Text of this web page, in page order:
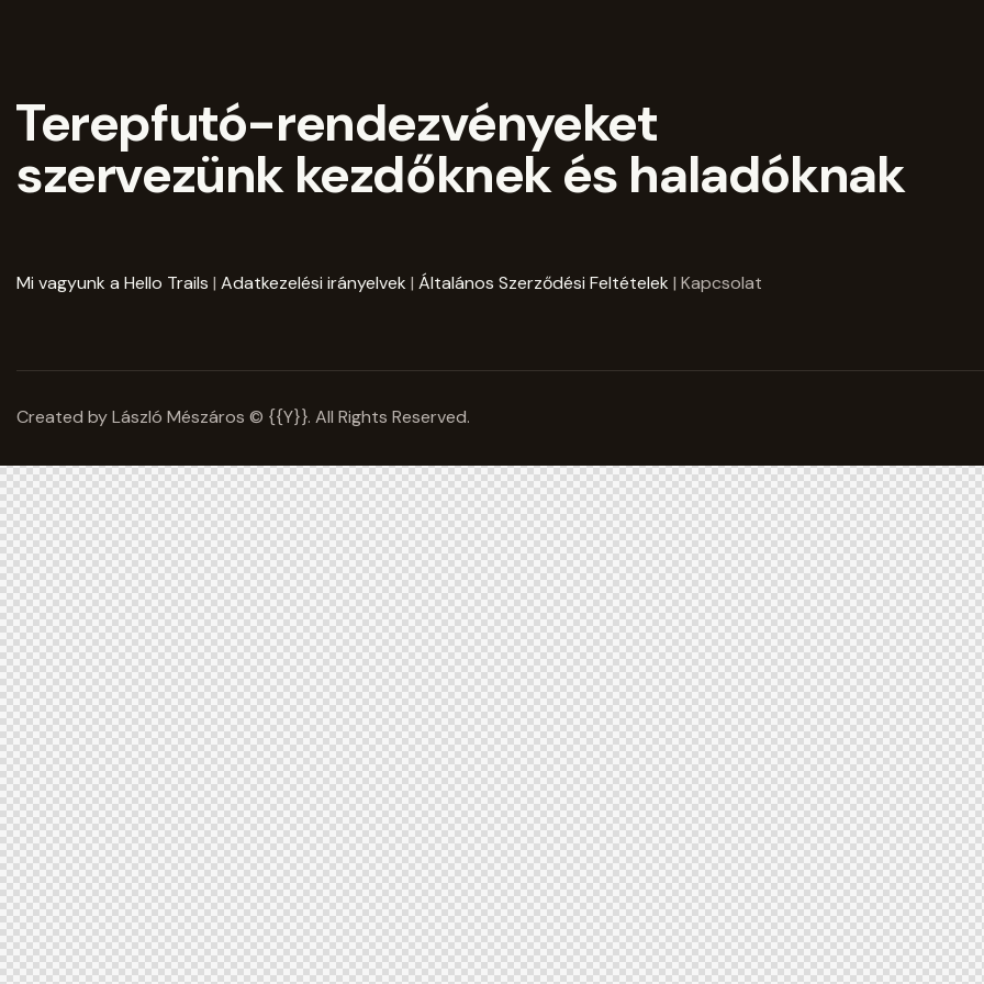
Terepfutó-rendezvényeket
szervezünk kezdőknek és haladóknak
Mi vagyunk a Hello Trails | Adatkezelési irányelvek | Általános Szerződési Feltételek | Kapcsolat
Created by László Mészáros © {{Y}}. All Rights Reserved.